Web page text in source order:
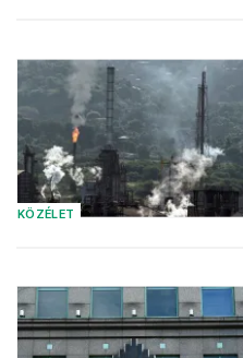
KÖZÉLET